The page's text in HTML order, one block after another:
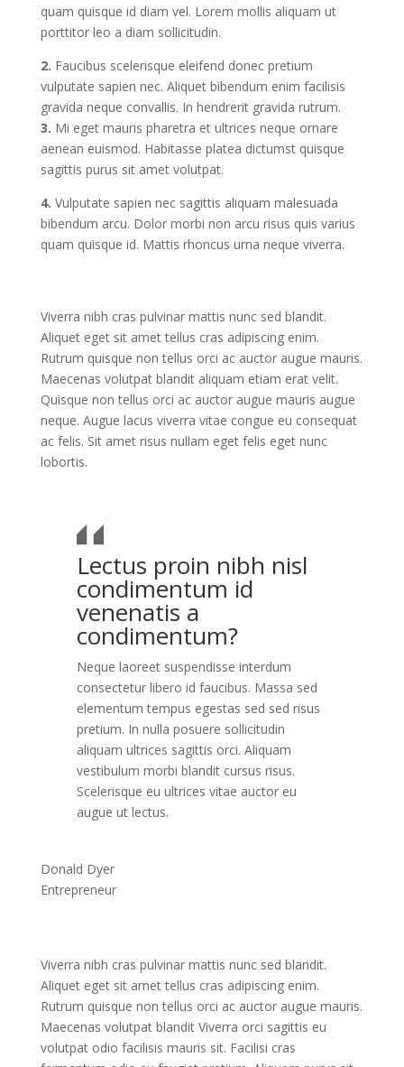
quam quisque id diam vel. Lorem mollis aliquam ut
porttitor leo a diam sollicitudin.
2. Faucibus scelerisque eleifend donec pretium
vulputate sapien nec. Aliquet bibendum enim facilisis
gravida neque convallis. In hendrerit gravida rutrum.
3. Mi eget mauris pharetra et ultrices neque ornare
aenean euismod. Habitasse platea dictumst quisque
sagittis purus sit amet volutpat.
4. Vulputate sapien nec sagittis aliquam malesuada
bibendum arcu. Dolor morbi non arcu risus quis varius
quam quisque id. Mattis rhoncus urna neque viverra.
Viverra nibh cras pulvinar mattis nunc sed blandit.
Aliquet eget sit amet tellus cras adipiscing enim.
Rutrum quisque non tellus orci ac auctor augue mauris.
Maecenas volutpat blandit aliquam etiam erat velit.
Quisque non tellus orci ac auctor augue mauris augue
neque. Augue lacus viverra vitae congue eu consequat
ac felis. Sit amet risus nullam eget felis eget nunc
lobortis.
Lectus proin nibh nisl
condimentum id
venenatis a
condimentum?
Neque laoreet suspendisse interdum
consectetur libero id faucibus. Massa sed
elementum tempus egestas sed sed risus
pretium. In nulla posuere sollicitudin
aliquam ultrices sagittis orci. Aliquam
vestibulum morbi blandit cursus risus.
Scelerisque eu ultrices vitae auctor eu
augue ut lectus.
Donald Dyer
Entrepreneur
Viverra nibh cras pulvinar mattis nunc sed blandit.
Aliquet eget sit amet tellus cras adipiscing enim.
Rutrum quisque non tellus orci ac auctor augue mauris.
Maecenas volutpat blandit Viverra orci sagittis eu
volutpat odio facilisis mauris sit. Facilisi cras